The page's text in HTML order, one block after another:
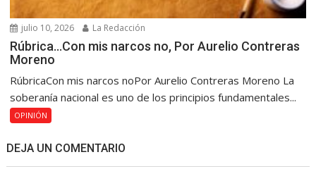
julio 10, 2026 La Redacción
Rúbrica…Con mis narcos no, Por Aurelio Contreras
Moreno
RúbricaCon mis narcos noPor Aurelio Contreras Moreno La
soberanía nacional es uno de los principios fundamentales...
OPINIÓN
DEJA UN COMENTARIO